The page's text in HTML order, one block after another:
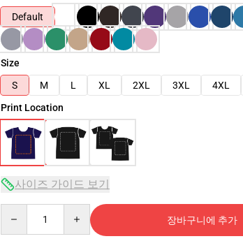
Default
Size
S
M L XL 2XL 3XL 4XL
Print Location
사이즈 가이드 보기
장바구니에 추가